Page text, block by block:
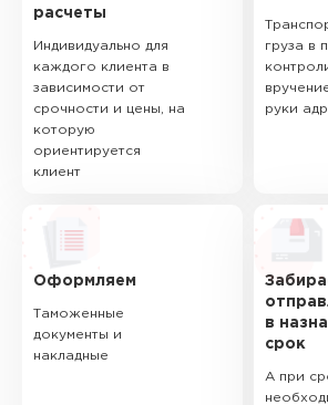
расчеты
Индивидуально для
каждого клиента в
зависимости от
срочности и цены, на
которую
ориентируется
клиент
груза в
руки
Оформляем
Таможенные
документы и
накладные
в
срок
А при